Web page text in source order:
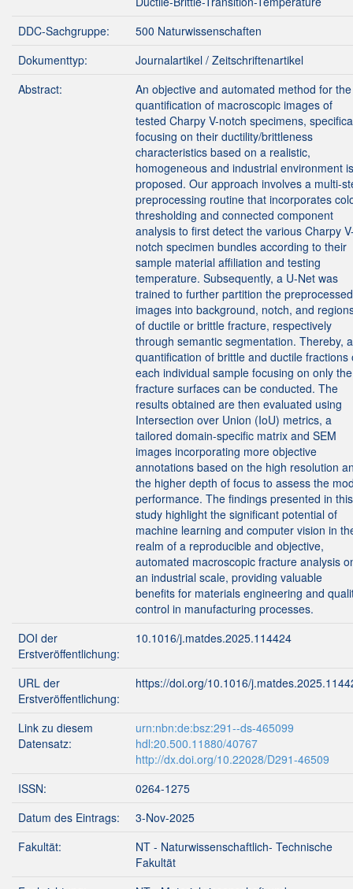
DDC-Sachgruppe:
500 Naturwissenschaften
Dokumenttyp:
Journalartikel / Zeitschriftenartikel
Abstract:
An objective and automated method for the
quantification of macroscopic images of
tested Charpy V-notch specimens,
focusing on their ductility/brittleness
characteristics based on a realistic,
homogeneous and industrial environment is
proposed. Our approach involves a multi-
preprocessing routine that incorporates
thresholding and connected component
analysis to first detect the various Charpy
notch specimen bundles according to their
sample material affiliation and testing
temperature. Subsequently, a U-Net was
trained to further partition the preprocessed
images into background, notch, and
of ductile or brittle fracture, respectively
through semantic segmentation. Thereby, a
quantification of brittle and ductile fractions
each individual sample focusing on only the
fracture surfaces can be conducted. The
results obtained are then evaluated using
Intersection over Union (IoU) metrics, a
tailored domain-specific matrix and SEM
images incorporating more objective
annotations based on the high resolution
the higher depth of focus to assess the
performance. The findings presented in this
study highlight the significant potential of
machine learning and computer vision in
realm of a reproducible and objective,
automated macroscopic fracture analysis
an industrial scale, providing valuable
benefits for materials engineering and
control in manufacturing processes.
DOI der
Erstveröffentlichung:
10.1016/j.matdes.2025.114424
URL der
Erstveröffentlichung:
https://doi.org/10.1016/
Link zu diesem
Datensatz:
urn:nbn:de:bsz:291--ds-465099
hdl:20.500.11880/40767
http://dx.doi.org/10.22028/D291-46509
ISSN:
0264-1275
Datum des Eintrags:
3-Nov-2025
Fakultät:
NT - Naturwissenschaftlich- Technische
Fakultät